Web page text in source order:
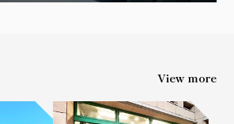
View more